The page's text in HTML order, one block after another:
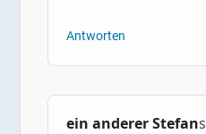
Antworten
ein anderer Stefan